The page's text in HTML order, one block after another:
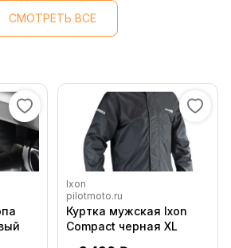
СМОТРЕТЬ ВСЕ
Ixon
pilotmoto.ru
Куртка мужская Ixon
Compact черная XL